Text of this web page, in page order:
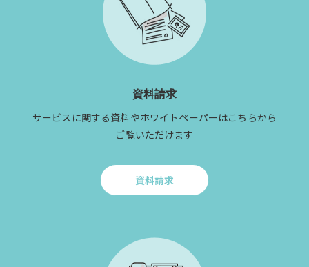
資料請求
サービスに関する資料やホワイトペーパーはこちらから
ご覧いただけます
資料請求
Click
請